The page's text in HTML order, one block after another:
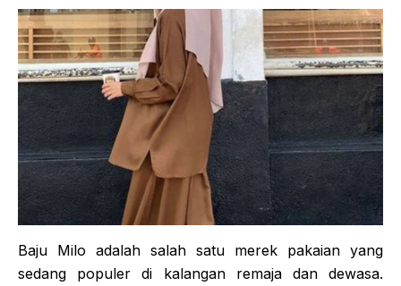
Baju Milo adalah salah satu merek pakaian yang
sedang populer di kalangan remaja dan dewasa.